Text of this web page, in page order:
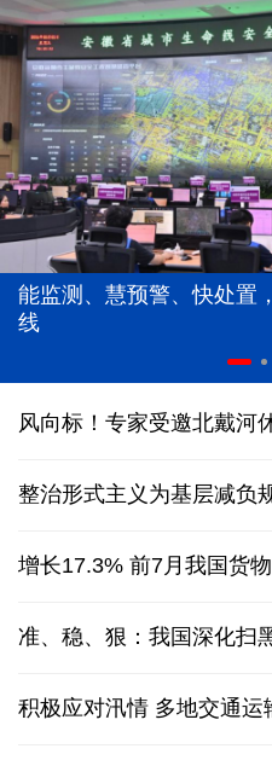
能监测、慧预警、快处置
线
风向标！专家受邀北戴河
整治形式主义为基层减负
增长17.3% 前7月我国货
准、稳、狠：我国深化扫
积极应对汛情 多地交通